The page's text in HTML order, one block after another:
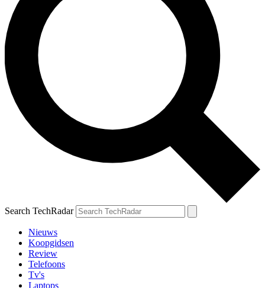
Search TechRadar
Nieuws
Koopgidsen
Review
Telefoons
Tv's
Laptops